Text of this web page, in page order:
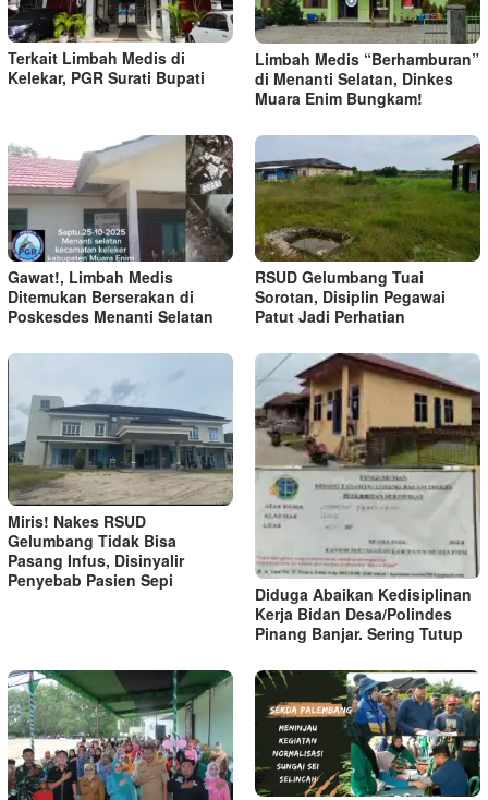
Terkait Limbah Medis di
Kelekar, PGR Surati Bupati
Limbah Medis “Berhamburan”
di Menanti Selatan, Dinkes
Muara Enim Bungkam!
Gawat!, Limbah Medis
Ditemukan Berserakan di
Poskesdes Menanti Selatan
RSUD Gelumbang Tuai
Sorotan, Disiplin Pegawai
Patut Jadi Perhatian
Miris! Nakes RSUD
Gelumbang Tidak Bisa
Pasang Infus, Disinyalir
Penyebab Pasien Sepi
Diduga Abaikan Kedisiplinan
Kerja Bidan Desa/Polindes
Pinang Banjar. Sering Tutup